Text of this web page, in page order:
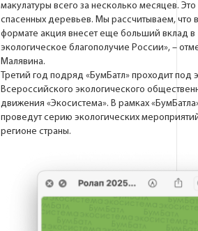
макулатуры всего за несколько месяцев. Это
спасенных деревьев. Мы рассчитываем, что
формате акция внесет еще больший вклад в
экологическое благополучие России», –
Малявина.
Третий год подряд «БумБатл» проходит под
Всероссийского экологического
движения «Экосистема». В рамках
проведут серию экологических
регионе страны.